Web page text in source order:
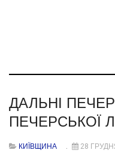
ДАЛЬНІ
ПЕЧЕРСЬКОЇ
КИЇВЩИНА
28